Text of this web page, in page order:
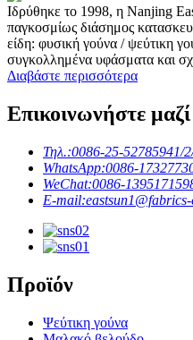
Ιδρύθηκε το 1998, η Nanjing
παγκοσμίως διάσημος
είδη: φυσική γούνα / ψεύτικη
συγκολλημένα υφάσματα και
Διαβάστε περισσότερα
Επικοινωνήστε
Τηλ.:0086-25-52785941/
WhatsApp:0086-
WeChat:0086-
E-mail:
Προϊόν
Ψεύτικη γούνα